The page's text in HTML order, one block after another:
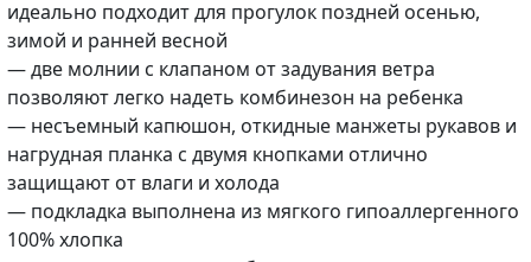
идеально подходит для прогулок поздней осенью,
зимой и ранней весной
— две молнии с клапаном от задувания ветра
позволяют легко надеть комбинезон на ребенка
— несъемный капюшон, откидные манжеты рукавов и
нагрудная планка с двумя кнопками отлично
защищают от влаги и холода
— подкладка выполнена из мягкого гипоаллергенного
100% хлопка